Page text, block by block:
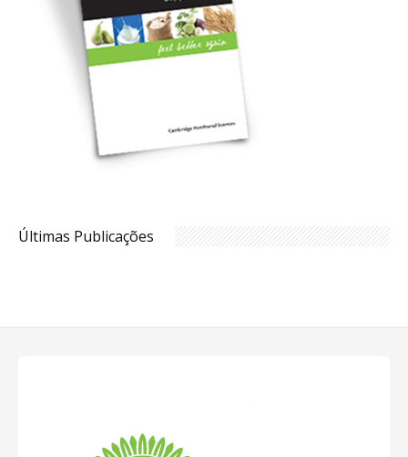
Últimas Publicações